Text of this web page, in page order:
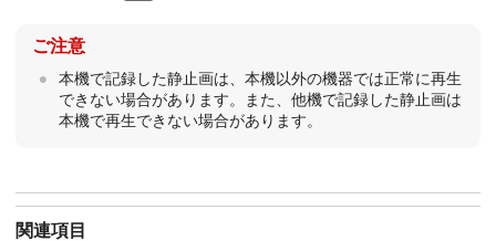
ご注意
本機で記録した静止画は、本機以外の機器では正常に再生
できない場合があります。また、他機で記録した静止画は
本機で再生できない場合があります。
関連項目